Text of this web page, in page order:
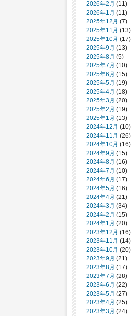
2026年2月 (11)
2026年1月 (11)
2025年12月 (7)
2025年11月 (13)
2025年10月 (17)
2025年9月 (13)
2025年8月 (5)
2025年7月 (10)
2025年6月 (15)
2025年5月 (19)
2025年4月 (18)
2025年3月 (20)
2025年2月 (19)
2025年1月 (13)
2024年12月 (10)
2024年11月 (26)
2024年10月 (16)
2024年9月 (15)
2024年8月 (16)
2024年7月 (10)
2024年6月 (17)
2024年5月 (16)
2024年4月 (21)
2024年3月 (34)
2024年2月 (15)
2024年1月 (20)
2023年12月 (16)
2023年11月 (14)
2023年10月 (20)
2023年9月 (21)
2023年8月 (17)
2023年7月 (28)
2023年6月 (22)
2023年5月 (27)
2023年4月 (25)
2023年3月 (24)